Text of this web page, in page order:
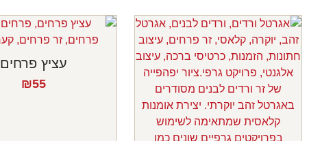
עציץ פרחים
₪55